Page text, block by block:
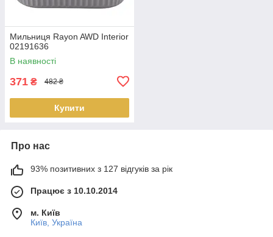
Мильниця Rayon AWD Interior
02191636
В наявності
371 ₴ 482 ₴
Купити
Про нас
93% позитивних з 127 відгуків за рік
Працює з 10.10.2014
м. Київ
Київ, Україна